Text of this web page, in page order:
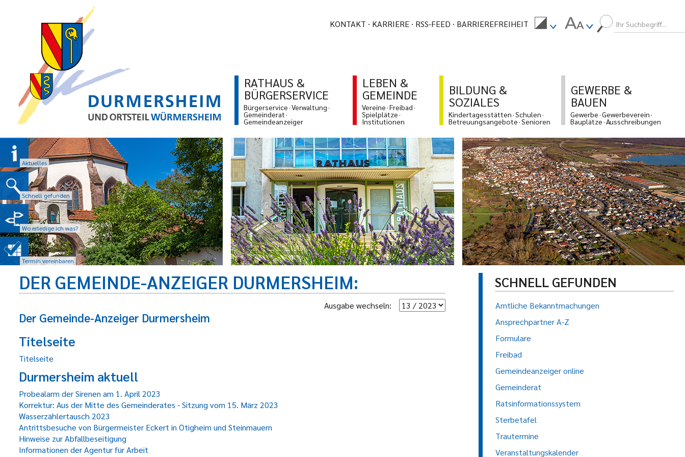
KONTAKT KARRIERE RSS-FEED BARRIEREFREIHEIT
RATHAUS &
BÜRGERSERVICE
Bürgerservice Verwaltung
Gemeinderat
Gemeindeanzeiger
LEBEN &
GEMEINDE
Vereine Freibad
Spielplätze
Institutionen
BILDUNG &
SOZIALES
Kindertagesstätten Schulen
Betreuungsangebote Senioren
GEWERBE &
BAUEN
Gewerbe Gewerbeverein
Bauplätze Ausschreibungen
Aktuelles
Schnell gefunden
Wo erledige ich was?
Termin vereinbaren
DER GEMEINDE-ANZEIGER DURMERSHEIM
Ausgabe wechseln:
Der Gemeinde-Anzeiger Durmersheim
Titelseite
Titelseite
Durmersheim aktuell
Probealarm der Sirenen am 1. April 2023
Korrektur: Aus der Mitte des Gemeinderates - Sitzung vom 15. März 2023
Wasserzählertausch 2023
Antrittsbesuche von Bürgermeister Eckert in Ötigheim und Steinmauern
Hinweise zur Abfallbeseitigung
Informationen der Agentur für Arbeit
SCHNELL GEFUNDEN
Amtliche Bekanntmachungen
Ansprechpartner A-Z
Formulare
Freibad
Gemeindeanzeiger online
Gemeinderat
Ratsinformationssystem
Sterbetafel
Trautermine
Veranstaltungskalender